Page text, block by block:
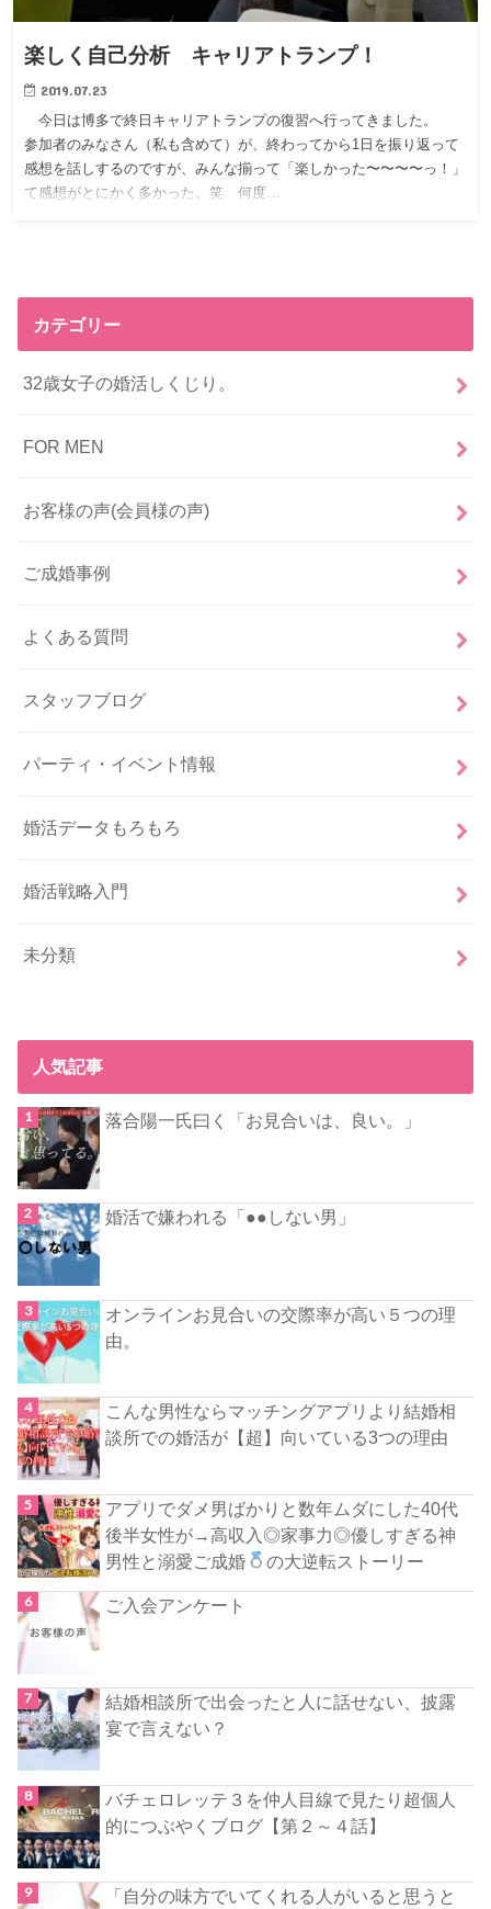
楽しく自己分析 キャリアトランプ！
2019.07.23
今日は博多で終日キャリアトランプの復習へ行ってきました。
参加者のみなさん（私も含めて）が、終わってから1日を振り返って
感想を話しするのですが、みんな揃って「楽しかった〜〜〜〜っ！」
て感想がとにかく多かった。笑 何度…
カテゴリー
32歳女子の婚活しくじり。
FOR MEN
お客様の声(会員様の声)
ご成婚事例
よくある質問
スタッフブログ
パーティ・イベント情報
婚活データもろもろ
婚活戦略入門
未分類
人気記事
落合陽一氏曰く「お見合いは、良い。」
婚活で嫌われる「●●しない男」
オンラインお見合いの交際率が高い５つの理
由。
こんな男性ならマッチングアプリより結婚相
談所での婚活が【超】向いている3つの理由
アプリでダメ男ばかりと数年ムダにした40代
後半女性が→高収入◎家事力◎優しすぎる神
男性と溺愛ご成婚
の大逆転ストーリー
ご入会アンケート
結婚相談所で出会ったと人に話せない、披露
宴で言えない？
バチェロレッテ３を仲人目線で見たり超個人
的につぶやくブログ【第２～４話】
「自分の味方でいてくれる人がいると思うと